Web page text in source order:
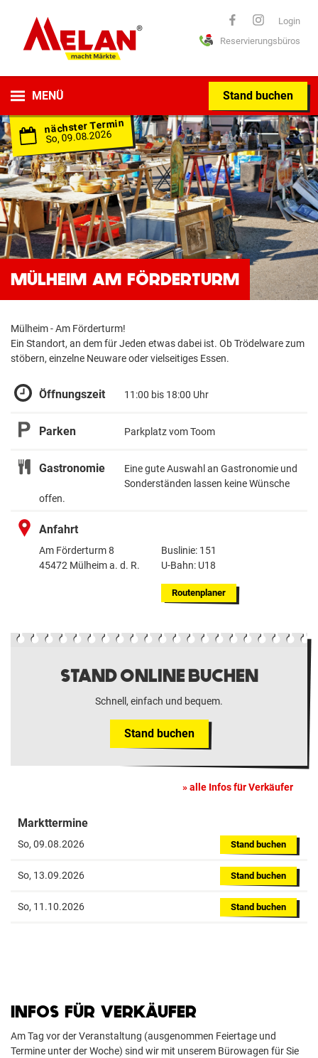
Login
Reservierungsbüros
Stand buchen
MENÜ
nächster Termin
So, 09.08.2026
MÜLHEIM AM FÖRDERTURM
Mülheim - Am Förderturm!
Ein Standort, an dem für Jeden etwas dabei ist. Ob Trödelware zum
stöbern, einzelne Neuware oder vielseitiges Essen.
Öffnungszeit 11:00 bis 18:00 Uhr
Parken Parkplatz vom Toom
Gastronomie
Eine gute Auswahl an Gastronomie und
Sonderständen lassen keine Wünsche
offen.
Anfahrt
Am Förderturm 8
45472 Mülheim a. d. R.
Buslinie: 151
U-Bahn: U18
Routenplaner
STAND ONLINE BUCHEN
Schnell, einfach und bequem.
Stand buchen
alle Infos für Verkäufer
Markttermine
So, 09.08.2026 Stand buchen
So, 13.09.2026 Stand buchen
So, 11.10.2026 Stand buchen
INFOS FÜR VERKÄUFER
Am Tag vor der Veranstaltung (ausgenommen Feiertage und
Termine unter der Woche) sind wir mit unserem Bürowagen für Sie